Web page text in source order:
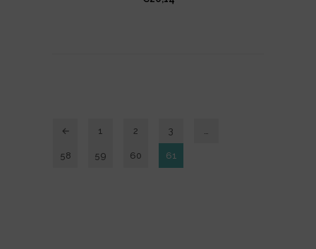
← 1 2 3 …
58 59 60 61